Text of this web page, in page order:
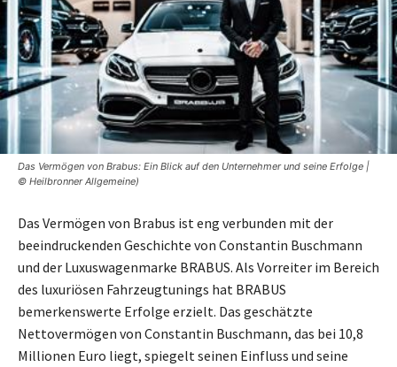
Das Vermögen von Brabus: Ein Blick auf den Unternehmer und seine Erfolge |
© Heilbronner Allgemeine)
Das Vermögen von Brabus ist eng verbunden mit der
beeindruckenden Geschichte von Constantin Buschmann
und der Luxuswagenmarke BRABUS. Als Vorreiter im Bereich
des luxuriösen Fahrzeugtunings hat BRABUS
bemerkenswerte Erfolge erzielt. Das geschätzte
Nettovermögen von Constantin Buschmann, das bei 10,8
Millionen Euro liegt, spiegelt seinen Einfluss und seine